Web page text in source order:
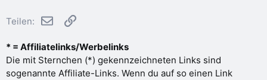
Teilen: E-MailLink
* = Affiliatelinks/Werbelinks
Die mit Sternchen (*) gekennzeichneten Links sind
sogenannte Affiliate-Links. Wenn du auf so einen Link